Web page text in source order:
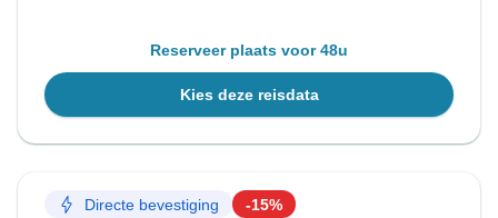
Reserveer plaats voor 48u
Kies deze reisdata
Directe bevestiging -15%